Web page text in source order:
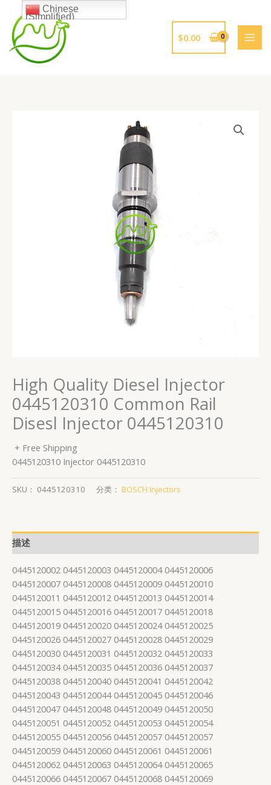
$0.00
High Quality Diesel Injector
0445120310 Common Rail
Disesl Injector 0445120310
+ Free Shipping
0445120310 Injector 0445120310
SKU： 0445120310 分类： BOSCH Injectors
描述
0445120002 0445120003 0445120004 0445120006
0445120007 0445120008 0445120009 0445120010
0445120011 0445120012 0445120013 0445120014
0445120015 0445120016 0445120017 0445120018
0445120019 0445120020 0445120024 0445120025
0445120026 0445120027 0445120028 0445120029
0445120030 0445120031 0445120032 0445120033
0445120034 0445120035 0445120036 0445120037
0445120038 0445120040 0445120041 0445120042
0445120043 0445120044 0445120045 0445120046
0445120047 0445120048 0445120049 0445120050
0445120051 0445120052 0445120053 0445120054
0445120055 0445120056 0445120057 0445120057
0445120059 0445120060 0445120061 0445120061
0445120062 0445120063 0445120064 0445120065
0445120066 0445120067 0445120068 0445120069
Chinese
(Simplified)